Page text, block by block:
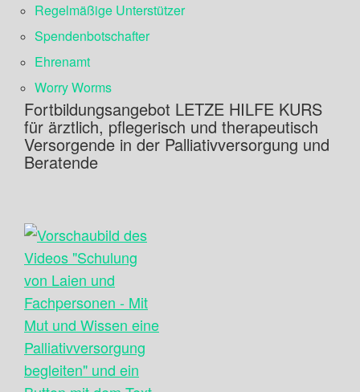
Regelmäßige Unterstützer
Spendenbotschafter
Ehrenamt
Worry Worms
Fortbildungsangebot LETZE HILFE KURS
für ärztlich, pflegerisch und therapeutisch
Versorgende in der Palliativversorgung und
Beratende